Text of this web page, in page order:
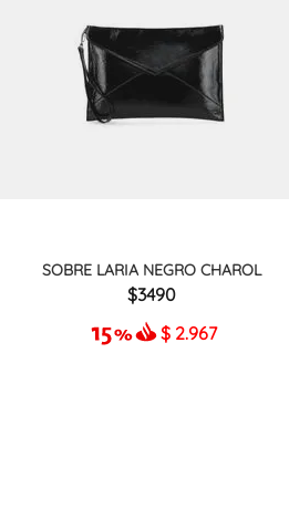
SOBRE LARIA NEGRO CHAROL
3490
$ 2.967